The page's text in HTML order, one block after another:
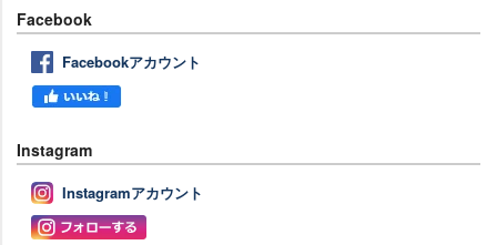
Facebook
Facebookアカウント
Instagram
Instagramアカウント